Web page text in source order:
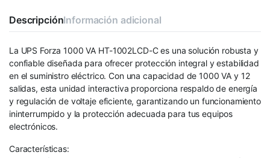
DescripciónInformación adicional
La UPS Forza 1000 VA HT-1002LCD-C es una solución robusta y
confiable diseñada para ofrecer protección integral y estabilidad
en el suministro eléctrico. Con una capacidad de 1000 VA y 12
salidas, esta unidad interactiva proporciona respaldo de energía
y regulación de voltaje eficiente, garantizando un funcionamiento
ininterrumpido y la protección adecuada para tus equipos
electrónicos.
Características: